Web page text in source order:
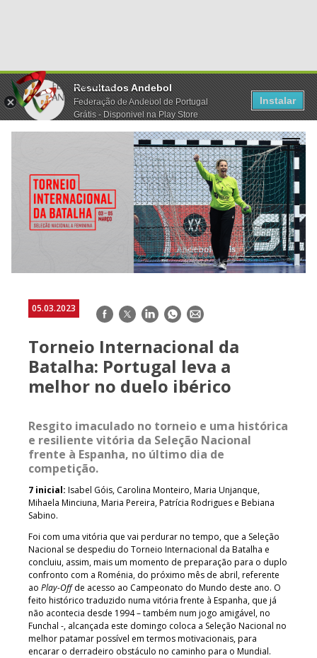
Resultados Andebol
Federação de Andebol de Portugal
Grátis - Disponivel na Play Store
Instalar
05.03.2023 Facebook
TwitterLinkedInWhatsApp
E-
Torneio Internacional da
Batalha: Portugal leva a
melhor no duelo ibérico
Resgito imaculado no torneio e uma histórica
e resiliente vitória da Seleção Nacional
frente à Espanha, no último dia de
competição.
7 inicial: Isabel Góis, Carolina Monteiro, Maria Unjanque,
Mihaela Minciuna, Maria Pereira, Patrícia Rodrigues e Bebiana
Sabino.
Foi com uma vitória que vai perdurar no tempo, que a Seleção
Nacional se despediu do Torneio Internacional da Batalha e
concluiu, assim, mais um momento de preparação para o duplo
confronto com a Roménia, do próximo mês de abril, referente
ao Play-Offde acesso ao Campeonato do Mundo deste ano. O
feito histórico traduzido numa vitória frente à Espanha, que já
não acontecia desde 1994 – também num jogo amigável, no
Funchal -, alcançada este domingo coloca a Seleção Nacional no
melhor patamar possível em termos motivacionais, para
encarar o derradeiro obstáculo no caminho para o Mundial.